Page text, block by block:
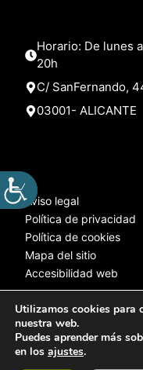
Horario: De lunes
20h
C/ SanFernando,
03001- ALICANTE
Aviso legal
Política de privacidad
Política de cookies
Mapa del sitio
Accesibilidad web
© 2025 Web desarrollada
Utilizamos cookies para
nuestra web.
Puedes aprender más
en los ajustes.